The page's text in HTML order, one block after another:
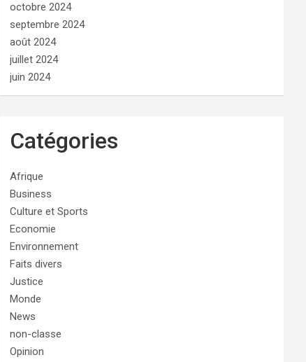
octobre 2024
septembre 2024
août 2024
juillet 2024
juin 2024
Catégories
Afrique
Business
Culture et Sports
Economie
Environnement
Faits divers
Justice
Monde
News
non-classe
Opinion